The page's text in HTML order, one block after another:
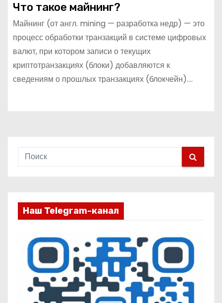
Что такое майнинг?
Майнинг (от англ. mining — разработка недр) — это
процесс обработки транзакций в системе цифровых
валют, при котором записи о текущих
криптотранзакциях (блоки) добавляются к
сведениям о прошлых транзакциях (блокчейн).…
Наш Telegram-канал